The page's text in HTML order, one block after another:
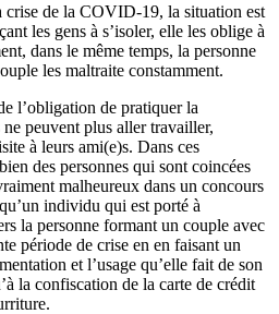
crise de la COVID-19, la situation est
les gens à s’isoler, elle les oblige à
dans le même temps, la personne
les maltraite constamment.
l’obligation de pratiquer la
peuvent plus aller travailler,
à leurs ami(e)s. Dans ces
des personnes qui sont coincées
malheureux dans un concours
individu qui est porté à
la personne formant un couple avec
période de crise en en faisant un
et l’usage qu’elle fait de son
la confiscation de la carte de crédit